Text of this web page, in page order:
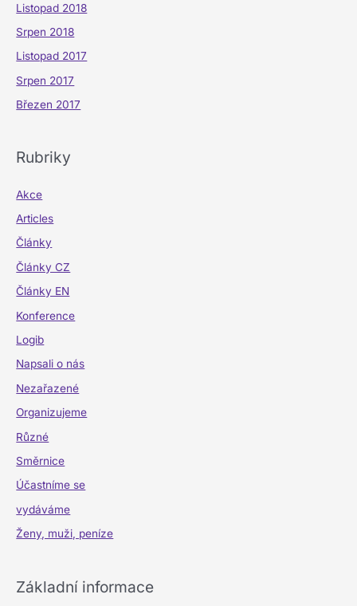
Listopad 2018
Srpen 2018
Listopad 2017
Srpen 2017
Březen 2017
Rubriky
Akce
Articles
Články
Články CZ
Články EN
Konference
Logib
Napsali o nás
Nezařazené
Organizujeme
Různé
Směrnice
Účastníme se
vydáváme
Ženy, muži, peníze
Základní informace